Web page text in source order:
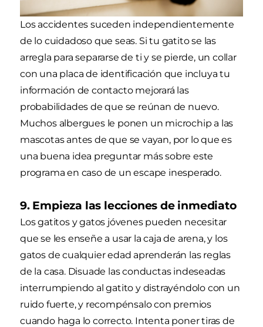
Los accidentes suceden independientemente
de lo cuidadoso que seas. Si tu gatito se las
arregla para separarse de ti y se pierde, un collar
con una placa de identificación que incluya tu
información de contacto mejorará las
probabilidades de que se reúnan de nuevo.
Muchos albergues le ponen un microchip a las
mascotas antes de que se vayan, por lo que es
una buena idea preguntar más sobre este
programa en caso de un escape inesperado.
9. Empieza las lecciones de inmediato
Los gatitos y gatos jóvenes pueden necesitar
que se les enseñe a usar la caja de arena, y los
gatos de cualquier edad aprenderán las reglas
de la casa. Disuade las conductas indeseadas
interrumpiendo al gatito y distrayéndolo con un
ruido fuerte, y recompénsalo con premios
cuando haga lo correcto. Intenta poner tiras de